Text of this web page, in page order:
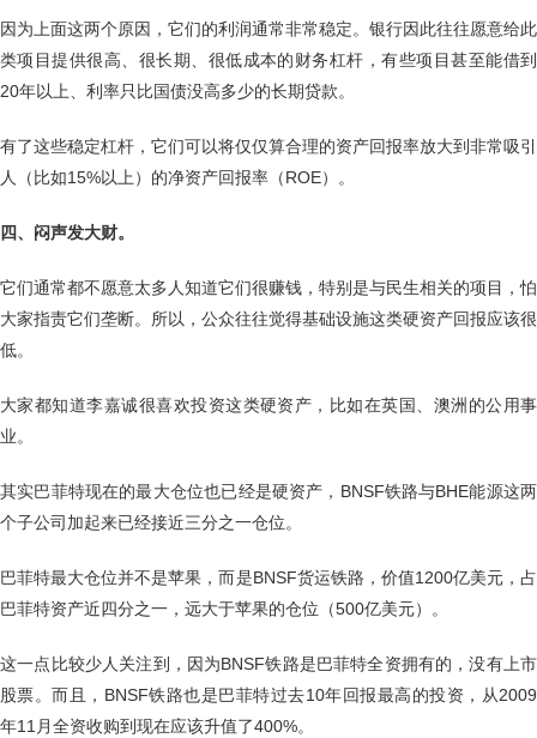
因为上面这两个原因，它们的利润通常非常稳定。银行因此往往愿意给此
类项目提供很高、很长期、很低成本的财务杠杆，有些项目甚至能借到
20年以上、利率只比国债没高多少的长期贷款。
有了这些稳定杠杆，它们可以将仅仅算合理的资产回报率放大到非常吸引
人（比如15%以上）的净资产回报率（ROE）。
四、闷声发大财。
它们通常都不愿意太多人知道它们很赚钱，特别是与民生相关的项目，怕
大家指责它们垄断。所以，公众往往觉得基础设施这类硬资产回报应该很
低。
大家都知道李嘉诚很喜欢投资这类硬资产，比如在英国、澳洲的公用事
业。
其实巴菲特现在的最大仓位也已经是硬资产，BNSF铁路与BHE能源这两
个子公司加起来已经接近三分之一仓位。
巴菲特最大仓位并不是苹果，而是BNSF货运铁路，价值1200亿美元，占
巴菲特资产近四分之一，远大于苹果的仓位（500亿美元）。
这一点比较少人关注到，因为BNSF铁路是巴菲特全资拥有的，没有上市
股票。而且，BNSF铁路也是巴菲特过去10年回报最高的投资，从2009
年11月全资收购到现在应该升值了400%。